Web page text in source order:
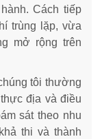
Cách tiếp
trùng lặp, vừa
mở rộng trên
tôi thường
địa và điều
sát theo nhu
thi và thành